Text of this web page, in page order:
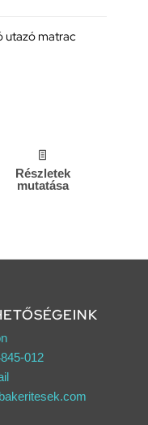
utazó matrac
Részletek
mutatása
012